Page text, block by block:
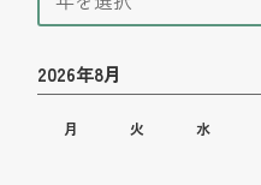
2026年8月
月 火 水